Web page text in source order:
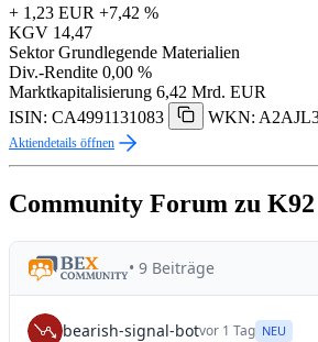
+ 1,23 EUR +7,42 %
KGV 14,47
Sektor Grundlegende Materialien
Div.-Rendite 0,00 %
Marktkapitalisierung 6,42 Mrd. EUR
ISIN: CA4991131083
WKN:
Aktiendetails öffnen
Community Forum zu